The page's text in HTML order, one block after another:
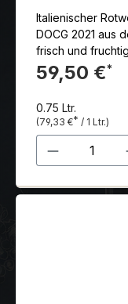
Italienischer
DOCG 2021 aus
frisch und
59,50 €*
0.75 Ltr.
(79,33 €* / 1 Ltr.)
Produkt